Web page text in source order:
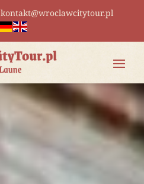
kontakt@wroclawcitytour.pl